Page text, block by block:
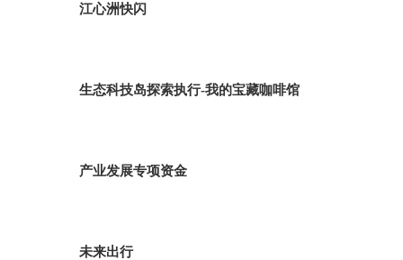
江心洲快闪
生态科技岛探索执行-我的宝藏咖啡馆
产业发展专项资金
未来出行